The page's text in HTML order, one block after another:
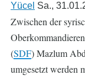
Yücel Sa.,
Zwischen der
(SDF) Mazlum
umgesetzt werden